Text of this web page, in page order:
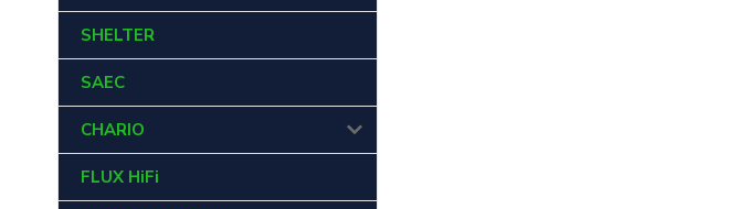
SHELTER
SAEC
CHARIO
FLUX HiFi